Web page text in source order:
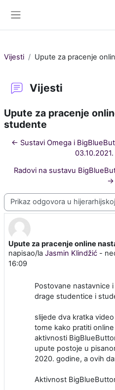
Vijesti Upute za pracenje
Vijesti
Upute za pracenje
studente
← Sustavi Omega i
Radovi na sustavu
→
Način prikaza
Upute za pracenje online
napisao/la Jasmin Klindžić -
16:09
Broj odgovora: 0
Postovane nastavnice
drage studentice i
slijede dva kratka
tome kako pratiti
aktivnosti
upute postoje u
2020. godine, a ovih
Aktivnost